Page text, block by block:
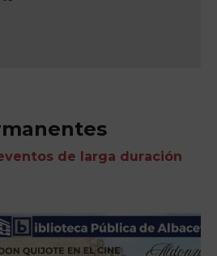
de larga duración